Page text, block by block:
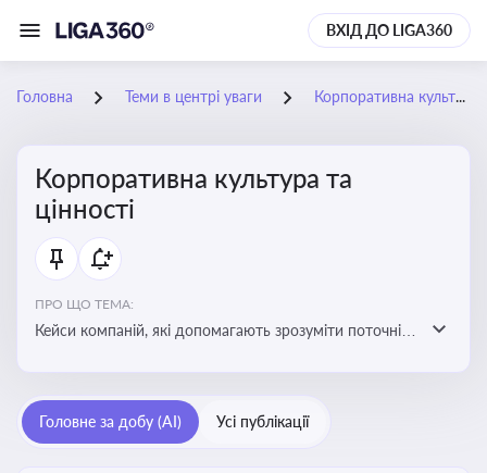
ВХІД ДО LIGA360
Головна Теми в центрі уваги Корпоративна культура та цінності
Корпоративна культура та
цінності
ПРО ЩО ТЕМА:
Кейси компаній, які допомагають зрозуміти поточні
бізнес-середовища
Головне за добу (AI) Усі публікації